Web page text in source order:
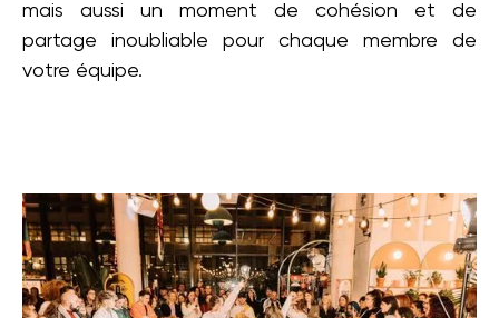
mais aussi un moment de cohésion et de
partage inoubliable pour chaque membre de
votre équipe.